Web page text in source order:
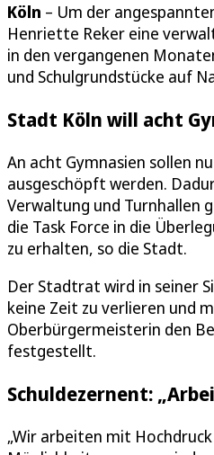
Köln – Um der
Henriette Reker eine
in den vergangenen
und Schulgrundstücke auf
Stadt Köln will acht
An acht Gymnasien sollen
ausgeschöpft werden.
Verwaltung und Turnhallen
die Task Force in die
zu erhalten, so die Stadt.
Der Stadtrat wird in seiner
keine Zeit zu verlieren und
Oberbürgermeisterin den
festgestellt.
Schuldezernent:
„Wir arbeiten mit